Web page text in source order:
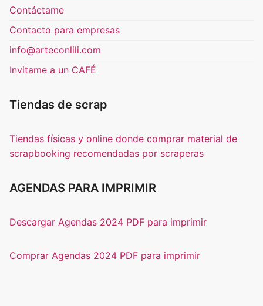
Contáctame
Contacto para empresas
info@arteconlili.com
Invitame a un CAFÉ
Tiendas de scrap
Tiendas físicas y online donde comprar material de
scrapbooking recomendadas por scraperas
AGENDAS PARA IMPRIMIR
Descargar Agendas 2024 PDF para imprimir
Comprar Agendas 2024 PDF para imprimir